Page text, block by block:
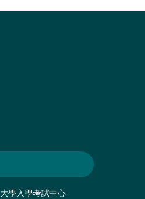
大學入學考試中心